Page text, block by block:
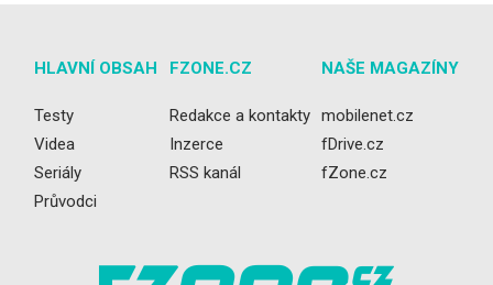
HLAVNÍ OBSAH
Testy
Videa
Seriály
Průvodci
FZONE.CZ
Redakce a kontakty
Inzerce
RSS kanál
NAŠE MAGAZÍNY
mobilenet.cz
fDrive.cz
fZone.cz